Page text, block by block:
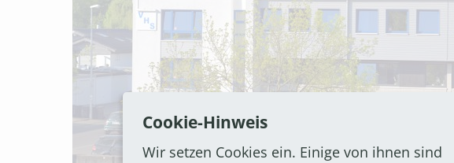
Cookie-Hinweis
Wir setzen Cookies ein. Einige von ihnen sind